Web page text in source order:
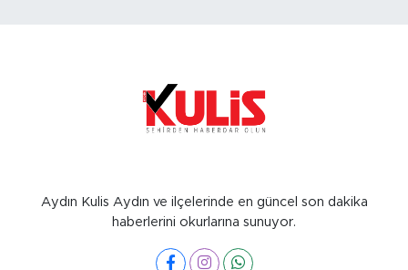
Aydın Kulis Aydın ve ilçelerinde en güncel son dakika
haberlerini okurlarına sunuyor.